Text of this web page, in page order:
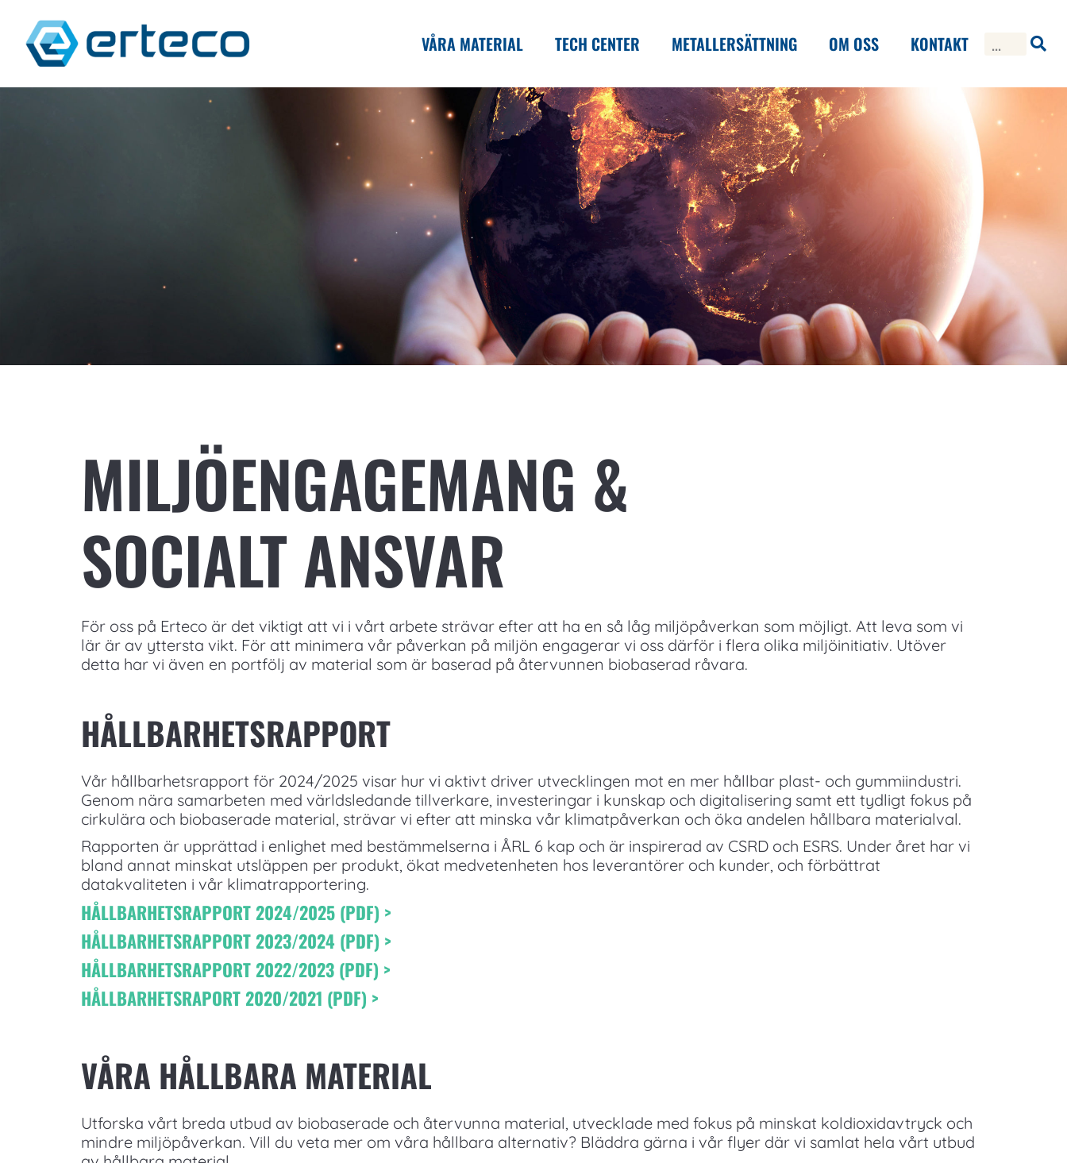
VÅRA MATERIAL TECH CENTER METALLERSÄTTNING OM OSS KONTAKT
MILJÖENGAGEMANG &
SOCIALT ANSVAR
För oss på Erteco är det viktigt att vi i vårt arbete strävar efter att ha en så låg miljöpåverkan som möjligt. Att leva som vi
lär är av yttersta vikt. För att minimera vår påverkan på miljön engagerar vi oss därför i flera olika miljöinitiativ. Utöver
detta har vi även en portfölj av material som är baserad på återvunnen biobaserad råvara.
HÅLLBARHETSRAPPORT
Vår hållbarhetsrapport för 2024/2025 visar hur vi aktivt driver utvecklingen mot en mer hållbar plast- och gummiindustri.
Genom nära samarbeten med världsledande tillverkare, investeringar i kunskap och digitalisering samt ett tydligt fokus på
cirkulära och biobaserade material, strävar vi efter att minska vår klimatpåverkan och öka andelen hållbara materialval.
Rapporten är upprättad i enlighet med bestämmelserna i ÅRL 6 kap och är inspirerad av CSRD och ESRS. Under året har vi
bland annat minskat utsläppen per produkt, ökat medvetenheten hos leverantörer och kunder, och förbättrat
datakvaliteten i vår klimatrapportering.
HÅLLBARHETSRAPPORT 2024/2025 (PDF) >
HÅLLBARHETSRAPPORT 2023/2024 (PDF) >
HÅLLBARHETSRAPPORT 2022/2023 (PDF) >
HÅLLBARHETSRAPORT 2020/2021 (PDF) >
VÅRA HÅLLBARA MATERIAL
Utforska vårt breda utbud av biobaserade och återvunna material, utvecklade med fokus på minskat koldioxidavtryck och
mindre miljöpåverkan. Vill du veta mer om våra hållbara alternativ? Bläddra gärna i vår flyer där vi samlat hela vårt utbud